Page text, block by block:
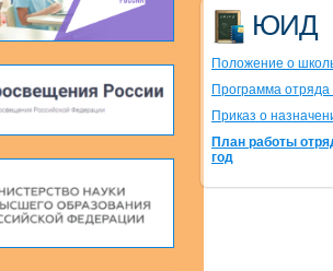
ЮИД
Положение о
Программа
Приказ о
План работы
год